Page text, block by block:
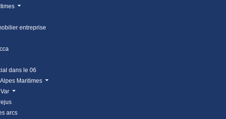
entreprise
dans le 06
Maritimes
arcs